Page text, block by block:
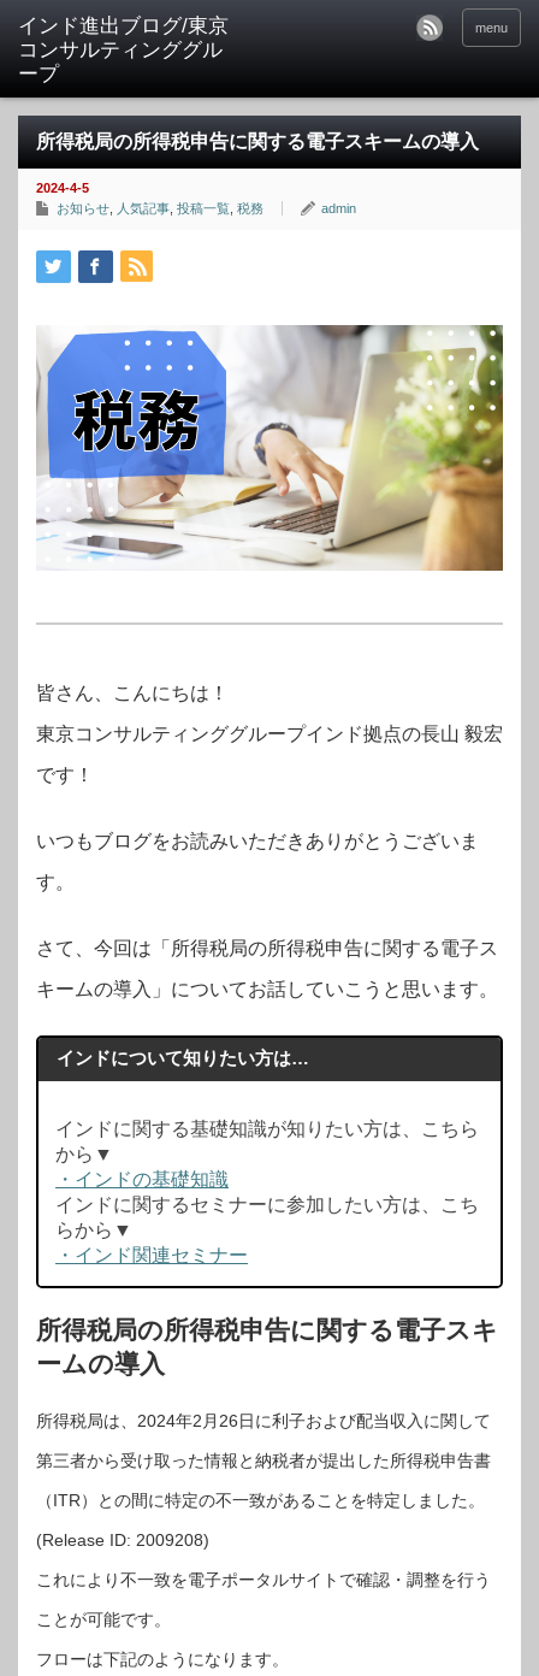
インド進出ブログ/東京
コンサルティンググル
ープ
menu
所得税局の所得税申告に関する電子スキームの導入
2024-4-5
お知らせ
人気記事 投稿一覧 税務 admin
皆さん、こんにちは！
東京コンサルティンググループインド拠点の長山 毅宏
です！
いつもブログをお読みいただきありがとうございま
す。
さて、今回は「 所得税局の所得税申告に関する電子ス
キームの導入 」についてお話していこうと思います。
インドについて知りたい方は…
インドに関する基礎知識が知りたい方は、こちら
から▼
・インドの基礎知識
インドに関するセミナーに参加したい方は、こち
らから▼
・インド関連セミナー
所得税局の所得税申告に関する電子スキ
ームの導入
所得税局は、2024年2月26日に利子および配当収入に関して
第三者から受け取った情報と納税者が提出した所得税申告書
（ITR）との間に特定の不一致があることを特定しました。
(Release ID: 2009208)
これにより不一致を電子ポータルサイトで確認・調整を行う
ことが可能です。
フローは下記のようになります。